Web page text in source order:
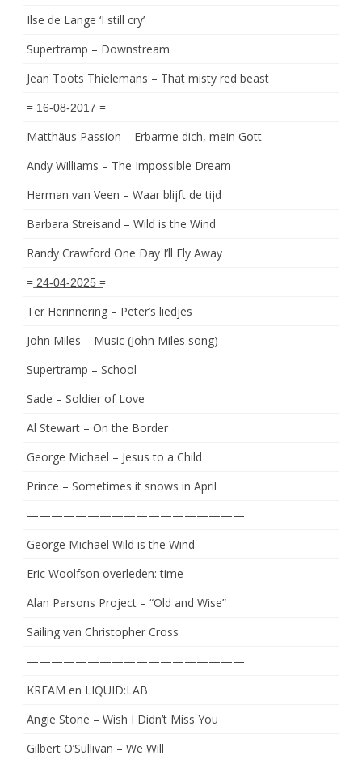
Ilse de Lange ‘I still cry’
Supertramp – Downstream
Jean Toots Thielemans – That misty red beast
= ͟1͟6͟-͟0͟8͟-͟2͟0͟1͟7͟ =
Matthäus Passion – Erbarme dich, mein Gott
Andy Williams – The Impossible Dream
Herman van Veen – Waar blijft de tijd
Barbara Streisand – Wild is the Wind
Randy Crawford One Day I’ll Fly Away
= ͟2͟4͟-͟0͟4͟-͟2͟0͟2͟5͟ =
Ter Herinnering – Peter’s liedjes
John Miles – Music (John Miles song)
Supertramp – School
Sade – Soldier of Love
Al Stewart – On the Border
George Michael – Jesus to a Child
Prince – Sometimes it snows in April
——————————————————
George Michael Wild is the Wind
Eric Woolfson overleden: time
Alan Parsons Project – “Old and Wise”
Sailing van Christopher Cross
——————————————————
KREAM en LIQUID:LAB
Angie Stone – Wish I Didn’t Miss You
Gilbert O’Sullivan – We Will